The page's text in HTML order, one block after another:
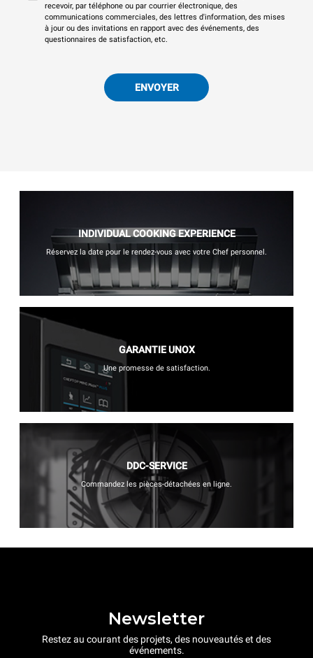
recevoir, par téléphone ou par courrier électronique, des
communications commerciales, des lettres d'information, des mises
à jour ou des invitations en rapport avec des événements, des
questionnaires de satisfaction, etc.
ENVOYER
INDIVIDUAL COOKING EXPERIENCE
Réservez la date pour le rendez-vous avec votre Chef personnel.
GARANTIE UNOX
Une promesse de satisfaction.
DDC-SERVICE
Commandez les pièces-détachées en ligne.
Newsletter
Restez au courant des projets, des nouveautés et des
événements.